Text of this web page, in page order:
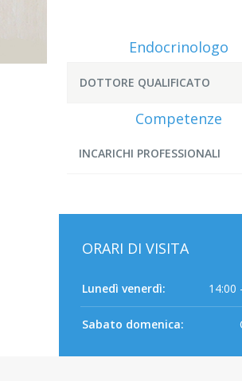
Endocrinologo
DOTTORE QUALIFICATO
Competenze
INCARICHI PROFESSIONALI
ORARI DI VISITA
Lunedì venerdì: 14:00
Sabato domenica: